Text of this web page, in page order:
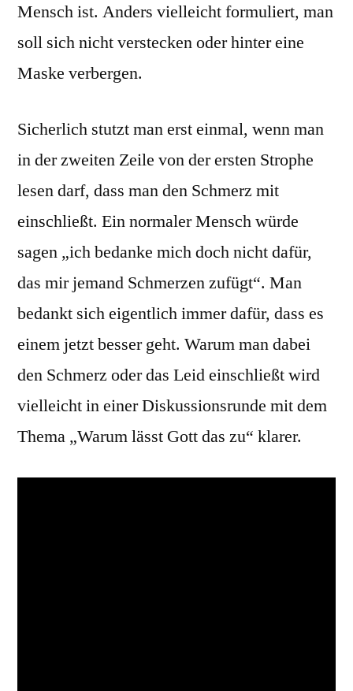
Mensch ist. Anders vielleicht formuliert, man
soll sich nicht verstecken oder hinter eine
Maske verbergen.
Sicherlich stutzt man erst einmal, wenn man
in der zweiten Zeile von der ersten Strophe
lesen darf, dass man den Schmerz mit
einschließt. Ein normaler Mensch würde
sagen „ich bedanke mich doch nicht dafür,
das mir jemand Schmerzen zufügt“. Man
bedankt sich eigentlich immer dafür, dass es
einem jetzt besser geht. Warum man dabei
den Schmerz oder das Leid einschließt wird
vielleicht in einer Diskussionsrunde mit dem
Thema „Warum lässt Gott das zu“ klarer.